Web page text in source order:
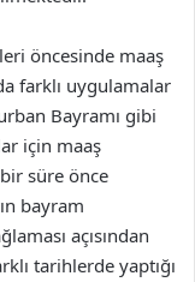
öncesinde maaş
farklı uygulamalar
Bayramı gibi
için maaş
süre önce
bayram
açısından
tarihlerde yaptığı